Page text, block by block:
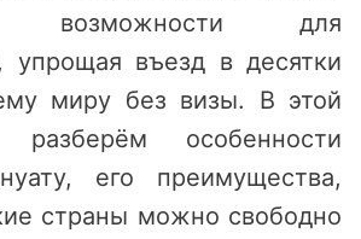
возможности для
упрощая въезд в десятки
миру без визы. В этой
особенности
его преимущества,
страны можно свободно